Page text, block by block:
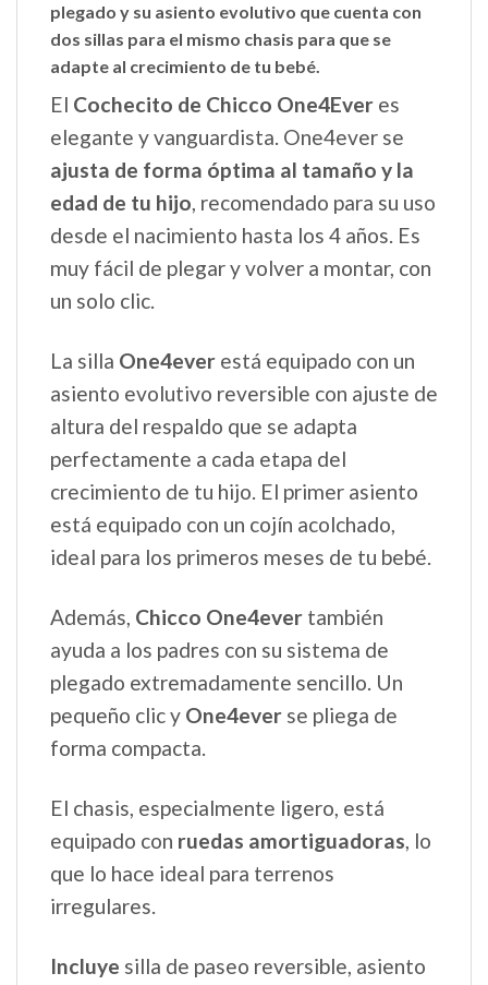
plegado y su asiento evolutivo que cuenta con
dos sillas para el mismo chasis para que se
adapte al crecimiento de tu bebé.
El Cochecito de Chicco One4Ever es
elegante y vanguardista. One4ever se
ajusta de forma óptima al tamaño y la
edad de tu hijo, recomendado para su uso
desde el nacimiento hasta los 4 años. Es
muy fácil de plegar y volver a montar, con
un solo clic.
La silla One4ever está equipado con un
asiento evolutivo reversible con ajuste de
altura del respaldo que se adapta
perfectamente a cada etapa del
crecimiento de tu hijo. El primer asiento
está equipado con un cojín acolchado,
ideal para los primeros meses de tu bebé.
Además, Chicco One4ever también
ayuda a los padres con su sistema de
plegado extremadamente sencillo. Un
pequeño clic y One4ever se pliega de
forma compacta.
El chasis, especialmente ligero, está
equipado con ruedas amortiguadoras, lo
que lo hace ideal para terrenos
irregulares.
Incluye silla de paseo reversible, asiento